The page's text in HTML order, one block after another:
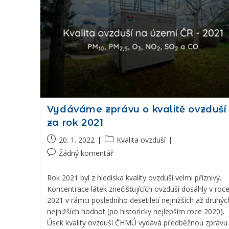
Vydáváme zprávu o kvalitě ovzduší
za rok 2021
20. 1. 2022
Kvalita ovzduší
Žádný komentář
Rok 2021 byl z hlediska kvality ovzduší velmi příznivý.
Koncentrace látek znečišťujících ovzduší dosáhly v roce
2021 v rámci posledního desetiletí nejnižších až
nejnižších hodnot (po historicky nejlepším roce 2020).
Úsek kvality ovzduší ČHMÚ vydává předběžnou zprávu